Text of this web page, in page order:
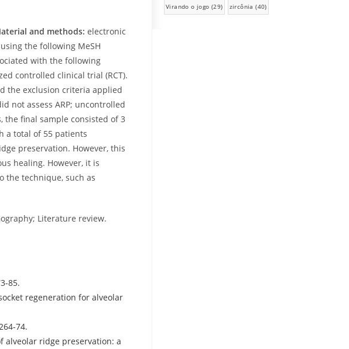
and methods: electronic
the following MeSH
with the following
controlled clinical trial (RCT).
the exclusion criteria applied
not assess ARP; uncontrolled
final sample consisted of 3
a total of 55 patients
preservation. However, this
healing. However, it is
the technique, such as
Literature review.
85.
regeneration for alveolar
74.
alveolar ridge preservation: a
Virando o jogo (29) zircônia (40)